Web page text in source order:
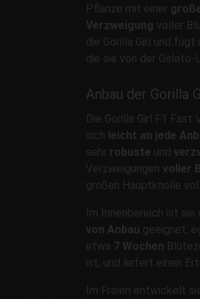
Pflanze mit einer
Verzweigung voller
die Gorilla Girl und fügt
die sie von der Gelato-
Anbau der Gorilla
Die Gorilla Girl F1 Fast
sich leicht an jede
sehr robuste und
Verzweigungen voller
großen Hauptknolle
Im Innenbereich ist sie
von Anbau geeignet,
etwa 7 Wochen
ist, und liefert einen
Im Freien entwickelt